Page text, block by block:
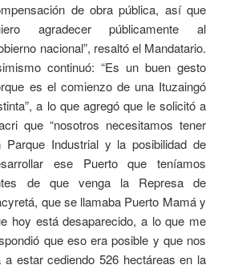
de obra pública, así que
agradecer públicamente al
nacional”, resaltó el Mandatario.
continuó: “Es un buen gesto
es el comienzo de una Ituzaingó
a lo que agregó que le solicitó a
que “nosotros necesitamos tener
Parque Industrial y la posibilidad de
ese Puerto que teníamos
de que venga la Represa de
que se llamaba Puerto Mamá y
hoy está desaparecido, a lo que me
que eso era posible y que nos
a estar cediendo 526 hectáreas en la